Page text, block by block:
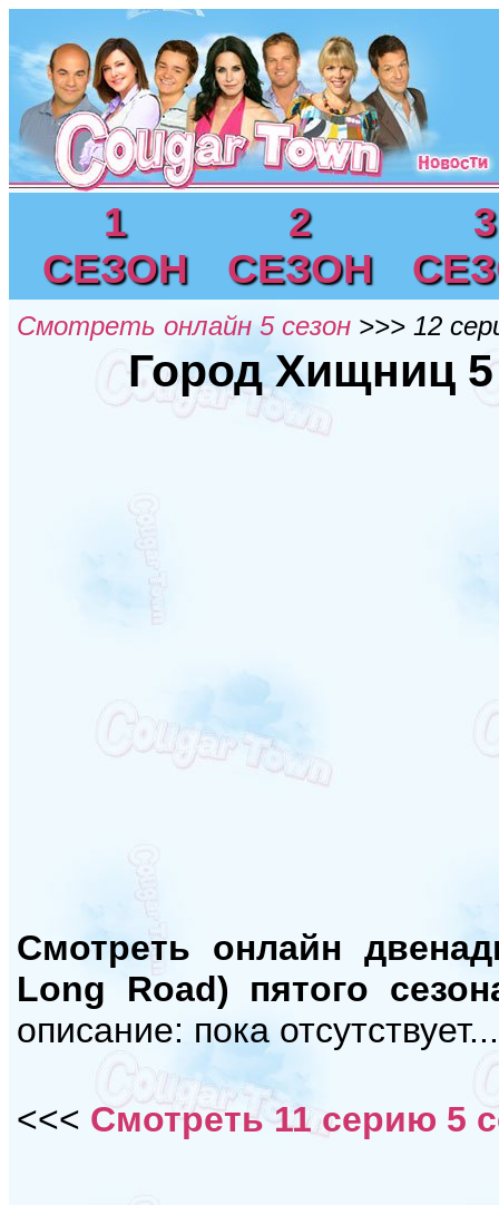
1
СЕЗОН
2
СЕЗОН
3
Смотреть онлайн 5 сезон >>> 12
Город Хищниц 5
Смотреть онлайн
Long Road) пятого
описание: пока отсутствует...
<<< Смотреть 11 серию 5